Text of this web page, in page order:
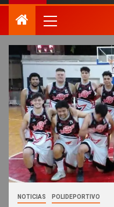
NOTICIAS POLIDEPORTIVO